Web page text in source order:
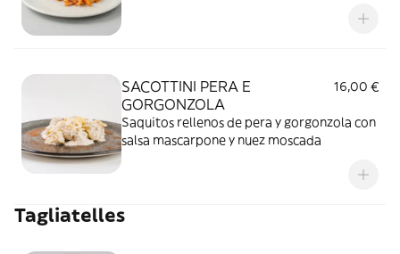
SACOTTINI PERA E
GORGONZOLA
16,00 €
Saquitos rellenos de pera y gorgonzola con
salsa mascarpone y nuez moscada
Tagliatelles